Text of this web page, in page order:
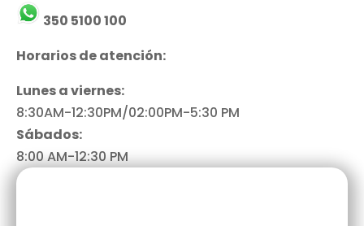
350 5100 100
Horarios de atención:
Lunes a viernes:
8:30AM-12:30PM/02:00PM-5:30 PM
Sábados:
8:00 AM-12:30 PM